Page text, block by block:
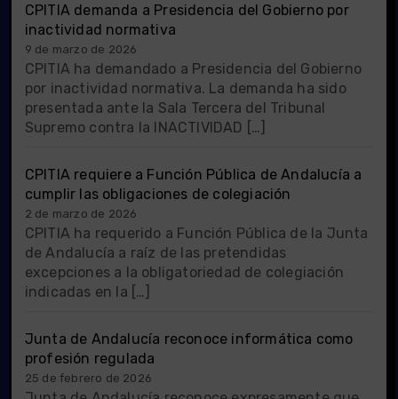
CPITIA demanda a Presidencia del Gobierno por
inactividad normativa
9 de marzo de 2026
CPITIA ha demandado a Presidencia del Gobierno
por inactividad normativa. La demanda ha sido
presentada ante la Sala Tercera del Tribunal
Supremo contra la INACTIVIDAD […]
CPITIA requiere a Función Pública de Andalucía a
cumplir las obligaciones de colegiación
2 de marzo de 2026
CPITIA ha requerido a Función Pública de la Junta
de Andalucía a raíz de las pretendidas
excepciones a la obligatoriedad de colegiación
indicadas en la […]
Junta de Andalucía reconoce informática como
profesión regulada
25 de febrero de 2026